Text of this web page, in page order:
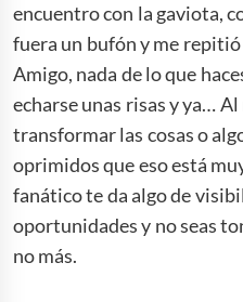
encuentro con la gaviota,
fuera un bufón y me
Amigo, nada de lo que
echarse unas risas y ya…
transformar las cosas o
oprimidos que eso está
fanático te da algo de
oportunidades y no seas
no más.